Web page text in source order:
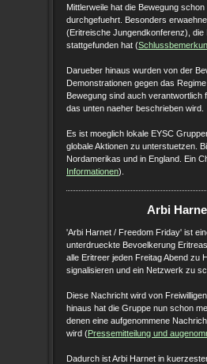
Mittlerweile hat die Bewegung
durchgefuehrt. Besonders
(Eritreische Jungendkonferenz), die
stattgefunden hat (
Darueber hinaus wurden von der
Demonstrationen gegen das
Bewegung sind auch
das unten naeher beschrieben wird.
Es ist moeglich lokale EYSC
globale Aktionen zu unterstuetzen.
Nordamerikas und in England. Ein
Informationen).
Arbi
'Arbi Harnet / Freedom Friday' ist
unterdrueckte Bevoelkerung
alle Eritreer jeden Freitag Abend zu
signalisieren und ein Netzwerk zu
Diese Nachricht wird von
hinaus hat die Gruppe nun schon
denen eine aufgenommene
wird (Pressemitteilung und
Dadurch ist Arbi Harnet in